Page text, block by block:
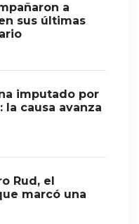
a
sus últimas
imputado por
la causa avanza
Rud, el
marcó una